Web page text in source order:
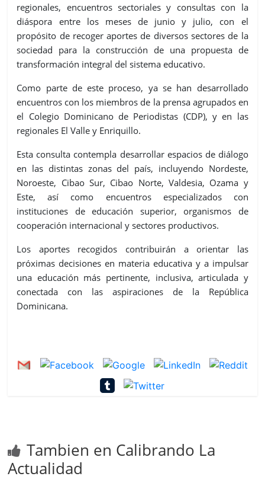
regionales, encuentros sectoriales y consultas con la
diáspora entre los meses de junio y julio, con el
propósito de recoger aportes de diversos sectores de la
sociedad para la construcción de una propuesta de
transformación integral del sistema educativo.
Como parte de este proceso, ya se han desarrollado
encuentros con los miembros de la prensa agrupados en
el Colegio Dominicano de Periodistas (CDP), y en las
regionales El Valle y Enriquillo.
Esta consulta contempla desarrollar espacios de diálogo
en las distintas zonas del país, incluyendo Nordeste,
Noroeste, Cibao Sur, Cibao Norte, Valdesia, Ozama y
Este, así como encuentros especializados con
instituciones de educación superior, organismos de
cooperación internacional y sectores productivos.
Los aportes recogidos contribuirán a orientar las
próximas decisiones en materia educativa y a impulsar
una educación más pertinente, inclusiva, articulada y
conectada con las aspiraciones de la República
Dominicana.
Tambien en Calibrando La
Actualidad